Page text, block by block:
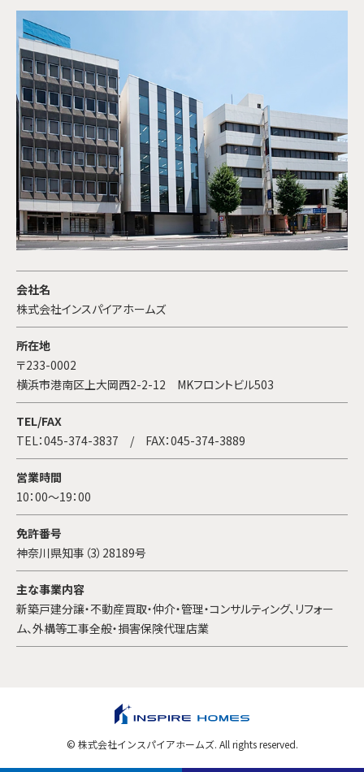
会社名
株式会社インスパイアホームズ
所在地
〒233-0002
横浜市港南区上大岡西2-2-12 MKフロントビル503
TEL/FAX
TEL：045-374-3837 / FAX：045-374-3889
営業時間
10：00～19：00
免許番号
神奈川県知事（3）28189号
主な事業内容
新築戸建分譲・不動産買取・仲介・管理・コンサルティング、リフォー
ム、外構等工事全般・損害保険代理店業
© 株式会社インスパイアホームズ. All rights reserved.